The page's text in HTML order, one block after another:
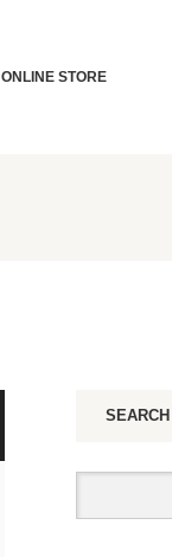
ONLINE STORE
SEARCH